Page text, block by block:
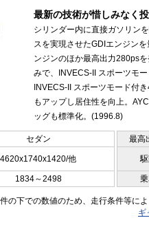
最新の技術が惜しみなく
シリンダー内に直接ガソリン
スを実現させたGDIエンジン
ンジンのほか最高出力280ps
みで、INVECS-II スポーツモ
INVECS-II スポーツモード付
もアップし居住性を向上。
ッグも標準化。(1996.8)
セダン 最高
4620x1740x1420/他
1834～2498
の下での数値のため、走行条件等によ
ギ